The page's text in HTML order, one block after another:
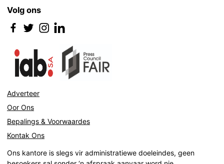
Volg ons
Adverteer
Oor Ons
Bepalings & Voorwaardes
Kontak Ons
Ons kantore is slegs vir administratiewe doeleindes, geen